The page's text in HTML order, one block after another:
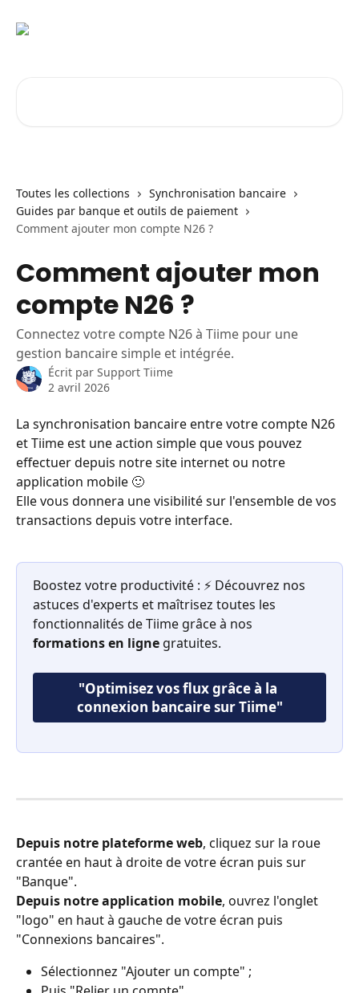
Toutes les collections
Synchronisation bancaire
Guides par banque et outils de paiement
Comment ajouter mon compte N26 ?
Comment ajouter mon
compte N26 ?
Connectez votre compte N26 à Tiime pour une
gestion bancaire simple et intégrée.
Écrit par Support Tiime
2 avril 2026
La synchronisation bancaire entre votre compte N26
et Tiime est une action simple que vous pouvez
effectuer depuis notre site internet ou notre
application mobile 🙂
Elle vous donnera une visibilité sur l'ensemble de vos
transactions depuis votre interface.
Boostez votre productivité : ⚡ Découvrez nos
astuces d'experts et maîtrisez toutes les
fonctionnalités de Tiime grâce à nos
formations en ligne gratuites.
"Optimisez vos flux grâce à la
connexion bancaire sur Tiime"
Depuis notre plateforme web, cliquez sur la roue
crantée en haut à droite de votre écran puis sur
"Banque".
Depuis notre application mobile, ouvrez l'onglet
"logo" en haut à gauche de votre écran puis
"Connexions bancaires".
Sélectionnez "Ajouter un compte" ;